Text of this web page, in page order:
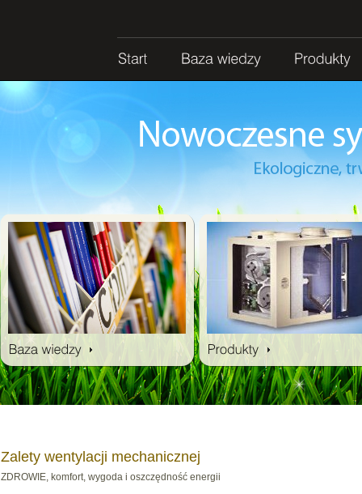
Zalety wentylacji mechanicznej
ZDROWIE, komfort, wygoda i oszczędność energii